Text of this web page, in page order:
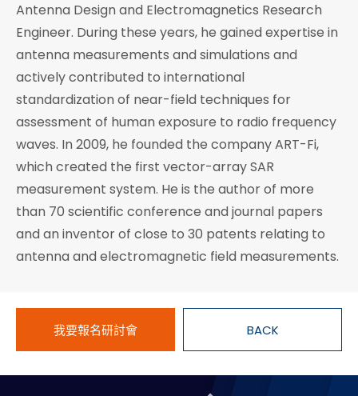
Antenna Design and Electromagnetics Research
Engineer. During these years, he gained expertise in
antenna measurements and simulations and
actively contributed to international
standardization of near-field techniques for
assessment of human exposure to radio frequency
waves. In 2009, he founded the company ART-Fi,
which created the first vector-array SAR
measurement system. He is the author of more
than 70 scientific conference and journal papers
and an inventor of close to 30 patents relating to
antenna and electromagnetic field measurements.
我要報名研討會 BACK